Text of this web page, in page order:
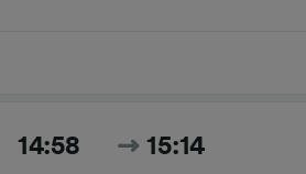
14:58 15:14